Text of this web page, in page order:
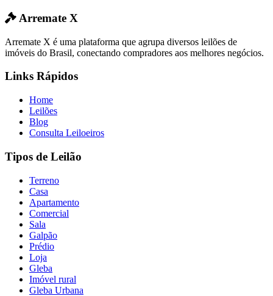
Arremate X
Arremate X é uma plataforma que agrupa diversos leilões de
imóveis do Brasil, conectando compradores aos melhores negócios.
Links Rápidos
Home
Leilões
Blog
Consulta Leiloeiros
Tipos de Leilão
Terreno
Casa
Apartamento
Comercial
Sala
Galpão
Prédio
Loja
Gleba
Imóvel rural
Gleba Urbana